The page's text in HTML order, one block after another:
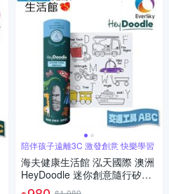
陪伴孩子遠離3C 激發創意 快樂學習
海夫健康生活館 泓天國際 澳洲
HeyDoodle 迷你創意隨行矽膠
畫墊 交通工具 ABC